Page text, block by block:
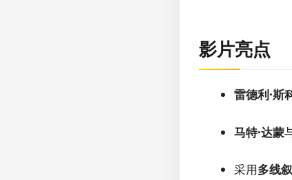
影片亮点
雷德利·斯
马特·达蒙
采用多线